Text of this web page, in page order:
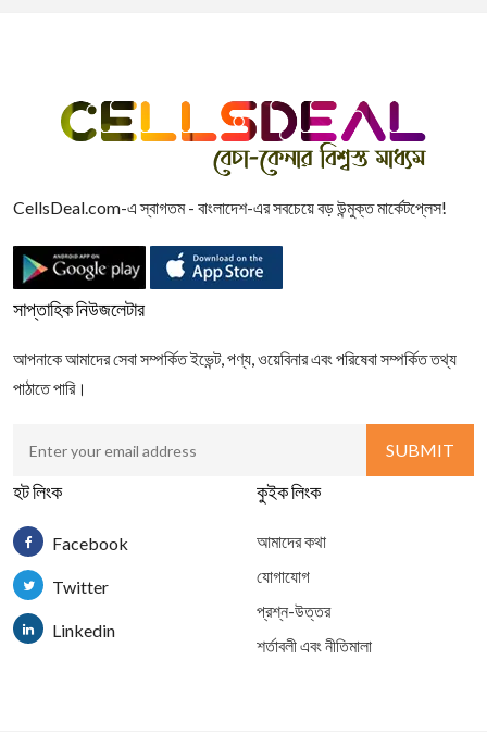
CellsDeal.com-এ স্বাগতম - বাংলাদেশ-এর সবচেয়ে বড় উন্মুক্ত মার্কেটপ্লেস!
সাপ্তাহিক নিউজলেটার
আপনাকে আমাদের সেবা সম্পর্কিত ইভেন্ট, পণ্য, ওয়েবিনার এবং পরিষেবা সম্পর্কিত তথ্য
পাঠাতে পারি।
হট লিংক
Facebook
Twitter
Linkedin
কুইক লিংক
আমাদের কথা
যোগাযোগ
প্রশ্ন-উত্তর
শর্তাবলী এবং নীতিমালা